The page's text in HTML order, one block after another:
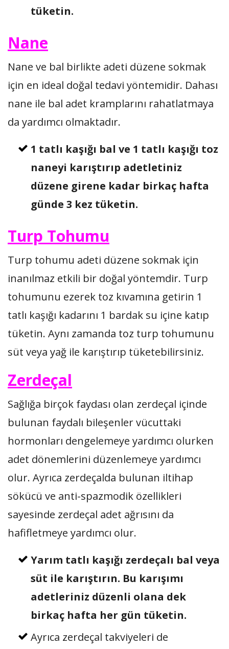
tüketin.
Nane
Nane ve bal birlikte adeti düzene sokmak
için en ideal doğal tedavi yöntemidir. Dahası
nane ile bal adet kramplarını rahatlatmaya
da yardımcı olmaktadır.
1 tatlı kaşığı bal ve 1 tatlı kaşığı toz
naneyi karıştırıp adetletiniz
düzene girene kadar birkaç hafta
günde 3 kez tüketin.
Turp Tohumu
Turp tohumu adeti düzene sokmak için
inanılmaz etkili bir doğal yöntemdir. Turp
tohumunu ezerek toz kıvamına getirin 1
tatlı kaşığı kadarını 1 bardak su içine katıp
tüketin. Aynı zamanda toz turp tohumunu
süt veya yağ ile karıştırıp tüketebilirsiniz.
Zerdeçal
Sağlığa birçok faydası olan zerdeçal içinde
bulunan faydalı bileşenler vücuttaki
hormonları dengelemeye yardımcı olurken
adet dönemlerini düzenlemeye yardımcı
olur. Ayrıca zerdeçalda bulunan iltihap
sökücü ve anti-spazmodik özellikleri
sayesinde zerdeçal adet ağrısını da
hafifletmeye yardımcı olur.
Yarım tatlı kaşığı zerdeçalı bal veya
süt ile karıştırın. Bu karışımı
adetleriniz düzenli olana dek
birkaç hafta her gün tüketin.
Ayrıca zerdeçal takviyeleri de